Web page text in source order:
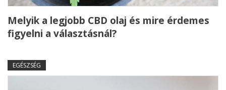
Melyik a legjobb CBD olaj és mire érdemes
figyelni a választásnál?
EGÉSZSÉG